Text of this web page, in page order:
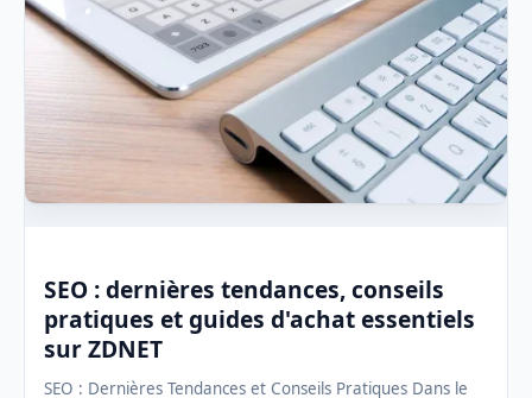
SEO : dernières tendances, conseils
pratiques et guides d'achat essentiels
sur ZDNET
SEO : Dernières Tendances et Conseils Pratiques Dans le